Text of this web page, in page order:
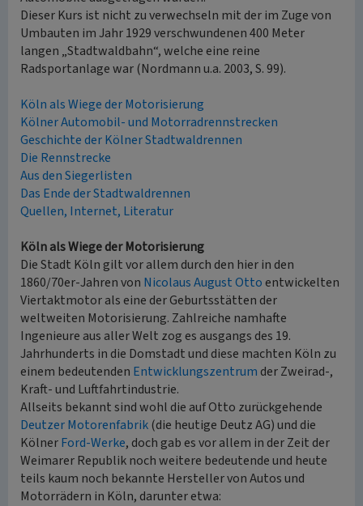
Dieser Kurs ist nicht zu verwechseln mit der im Zuge von
Umbauten im Jahr 1929 verschwundenen 400 Meter
langen „Stadtwaldbahn“, welche eine reine
Radsportanlage war (Nordmann u.a. 2003, S. 99).
Köln als Wiege der Motorisierung
Kölner Automobil- und Motorradrennstrecken
Geschichte der Kölner Stadtwaldrennen
Die Rennstrecke
Aus den Siegerlisten
Das Ende der Stadtwaldrennen
Quellen, Internet, Literatur
Köln als Wiege der Motorisierung
Die Stadt Köln gilt vor allem durch den hier in den
1860/70er-Jahren von Nicolaus August Otto entwickelten
Viertaktmotor als eine der Geburtsstätten der
weltweiten Motorisierung. Zahlreiche namhafte
Ingenieure aus aller Welt zog es ausgangs des 19.
Jahrhunderts in die Domstadt und diese machten Köln zu
einem bedeutenden Entwicklungszentrum der Zweirad-,
Kraft- und Luftfahrtindustrie.
Allseits bekannt sind wohl die auf Otto zurückgehende
Deutzer Motorenfabrik(die heutige Deutz AG) und die
KölnerFord-Werke, doch gab es vor allem in der Zeit der
Weimarer Republik noch weitere bedeutende und heute
teils kaum noch bekannte Hersteller von Autos und
Motorrädern in Köln, darunter etwa: